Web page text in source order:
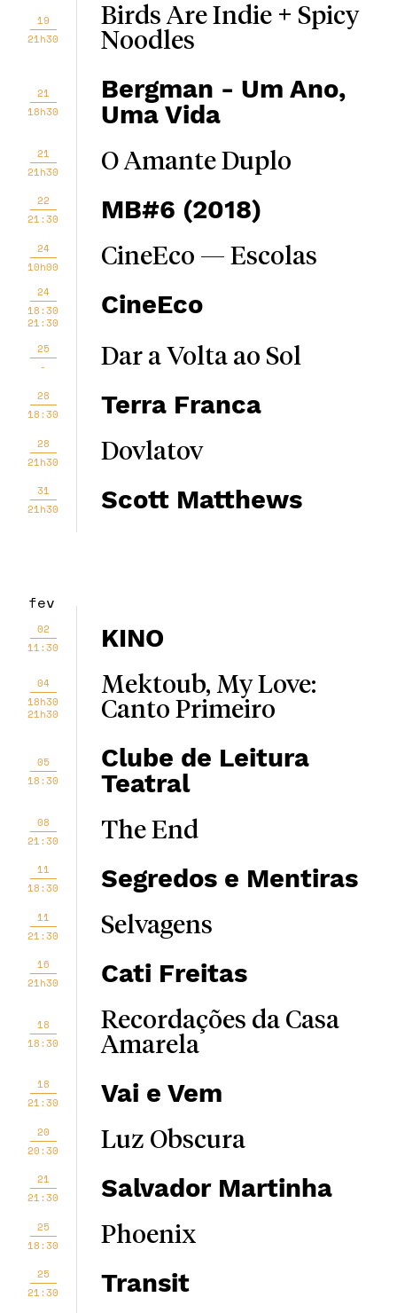
19
21h30
Birds Are Indie + Spicy
Noodles
21
18h30
Bergman - Um Ano,
Uma Vida
21
21h30
O Amante Duplo
22
21:30
MB#6 (2018)
24
10h00
CineEco — Escolas
24
18:30
21:30
CineEco
25
-
Dar a Volta ao Sol
28
18:30
Terra Franca
28
21h30
Dovlatov
31
21h30
Scott Matthews
fev
02
11:30
KINO
04
18h30
21h30
Mektoub, My Love:
Canto Primeiro
05
18:30
Clube de Leitura
Teatral
08
21:30
The End
11
18:30
Segredos e Mentiras
11
21:30
Selvagens
16
21h30
Cati Freitas
18
18:30
Recordações da Casa
Amarela
18
21:30
Vai e Vem
20
20:30
Luz Obscura
21
21:30
Salvador Martinha
25
18:30
Phoenix
25
21:30
Transit